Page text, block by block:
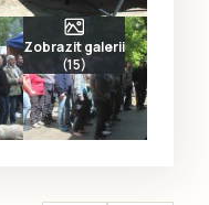
Zobrazit galerii
(15)